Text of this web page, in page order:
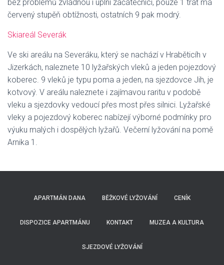
bez problémů zvládnou i úplní začátečníci, pouze 1 trať má
červený stupěň obtížnosti, ostatních 9 pak modrý.
Skiareál Severák
Ve ski areálu na Severáku, který se nachází v Hraběticíh v
Jizerkách, naleznete 10 lyžařských vleků a jeden pojezdový
koberec. 9 vleků je typu poma a jeden, na sjezdovce Jih, je
kotvový. V areálu naleznete i zajímavou raritu v podobě
vleku a sjezdovky vedoucí přes most přes silnici. Lyžařské
vleky a pojezdový koberec nabízejí výborné podmínky pro
výuku malých i dospělých lyžařů. Večerní lyžování na pomě
Arnika 1.
APARTMÁN DANA BĚŽKOVÉ LYŽOVÁNÍ CENÍK
DISPOZICE APARTMÁNU KONTAKT MUZEA A KULTURA
SJEZDOVÉ LYŽOVÁNÍ